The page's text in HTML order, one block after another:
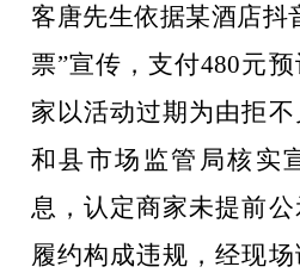
客唐先生依据某酒店抖
票”宣传，支付480元
家以活动过期为由拒
和县市场监管局核实
息，认定商家未提前
履约构成违规，经现